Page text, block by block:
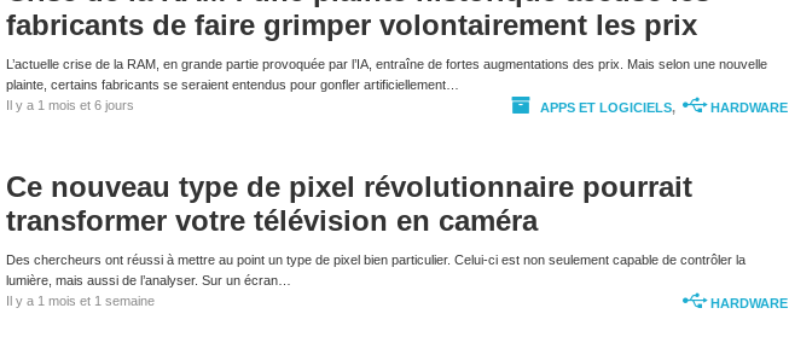
fabricants de faire grimper volontairement les prix
L’actuelle crise de la RAM, en grande partie provoquée par l’IA, entraîne de fortes augmentations des prix. Mais selon une nouvelle
plainte, certains fabricants se seraient entendus pour gonfler artificiellement…
Il y a 1 mois et 6 jours
APPS ET LOGICIELS, HARDWARE
Ce nouveau type de pixel révolutionnaire pourrait
transformer votre télévision en caméra
Des chercheurs ont réussi à mettre au point un type de pixel bien particulier. Celui-ci est non seulement capable de contrôler la
lumière, mais aussi de l’analyser. Sur un écran…
Il y a 1 mois et 1 semaine
HARDWARE